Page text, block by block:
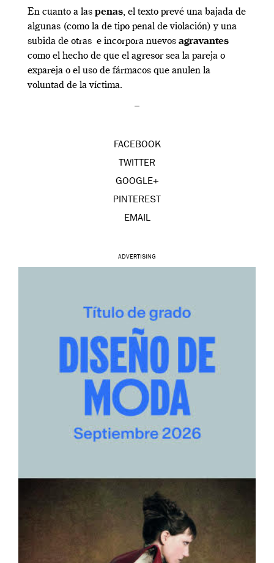
En cuanto a las penas, el texto prevé una bajada de
algunas (como la de tipo penal de violación) y una
subida de otras e incorpora nuevos agravantes
como el hecho de que el agresor sea la pareja o
expareja o el uso de fármacos que anulen la
voluntad de la víctima.
–
FACEBOOK
TWITTER
GOOGLE+
PINTEREST
EMAIL
ADVERTISING